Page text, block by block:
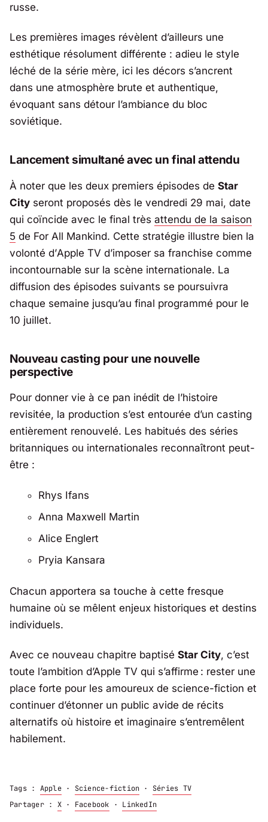
russe.
Les premières images révèlent d’ailleurs une
esthétique résolument différente : adieu le style
léché de la série mère, ici les décors s’ancrent
dans une atmosphère brute et authentique,
évoquant sans détour l’ambiance du bloc
soviétique.
Lancement simultané avec un final attendu
À noter que les deux premiers épisodes de Star
City seront proposés dès le vendredi 29 mai, date
qui coïncide avec le final très attendu de la saison
5 de For All Mankind. Cette stratégie illustre bien la
volonté d’Apple TV d’imposer sa franchise comme
incontournable sur la scène internationale. La
diffusion des épisodes suivants se poursuivra
chaque semaine jusqu’au final programmé pour le
10 juillet.
Nouveau casting pour une nouvelle
perspective
Pour donner vie à ce pan inédit de l’histoire
revisitée, la production s’est entourée d’un casting
entièrement renouvelé. Les habitués des séries
britanniques ou internationales reconnaîtront peut-
être :
Rhys Ifans
Anna Maxwell Martin
Alice Englert
Pryia Kansara
Chacun apportera sa touche à cette fresque
humaine où se mêlent enjeux historiques et destins
individuels.
Avec ce nouveau chapitre baptisé Star City, c’est
toute l’ambition d’Apple TV qui s’affirme : rester une
place forte pour les amoureux de science-fiction et
continuer d’étonner un public avide de récits
alternatifs où histoire et imaginaire s’entremêlent
habilement.
Tags : Apple· Science-fiction · Séries TV
Partager : X· Facebook · LinkedIn